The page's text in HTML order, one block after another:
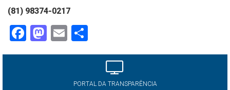
(81) 98374-0217
Facebook
Mastodon
Email
PORTAL DA TRANSPARÊNCIA